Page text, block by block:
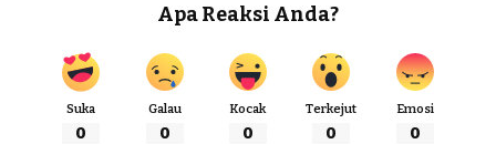
Apa Reaksi Anda?
Suka
0
Galau
0
Kocak
0
Terkejut
0
Emosi
0